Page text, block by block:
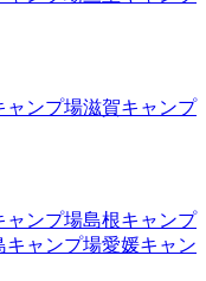
ャンプ場滋賀キャンプ
ャンプ場島根キャンプ
キャンプ場愛媛キャン